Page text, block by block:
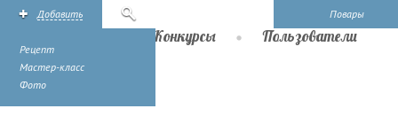
Повары
Добавить
Рецепт
Мастер-класс
Фото
Конкурсы Пользователи